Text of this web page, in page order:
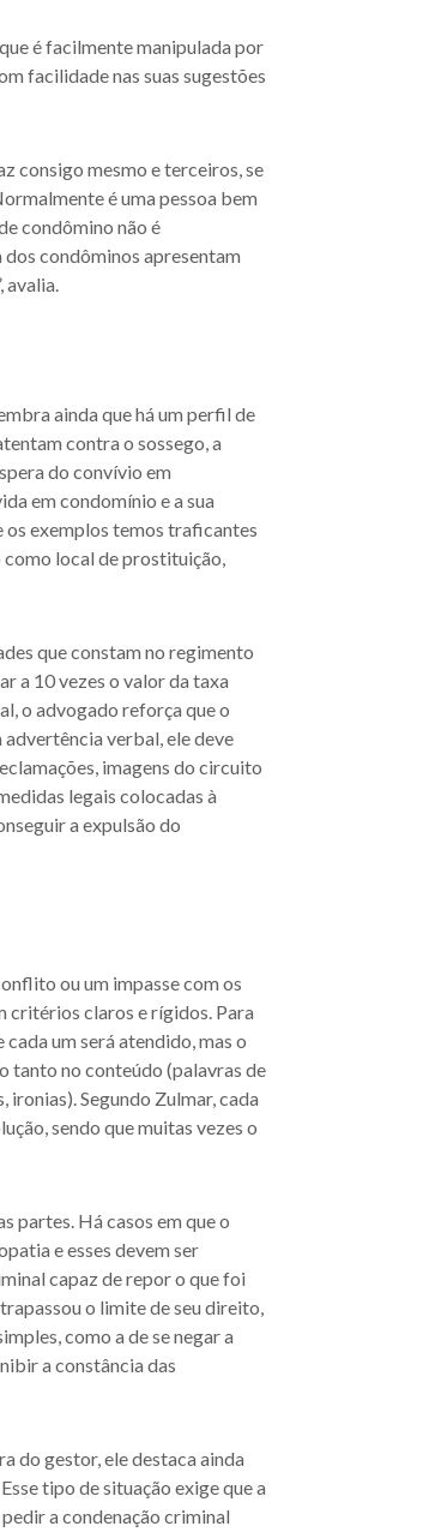
é facilmente manipulada por
facilidade nas suas sugestões
consigo mesmo e terceiros, se
é uma pessoa bem
condômino não é
dos condôminos apresentam
avalia.
ainda que há um perfil de
contra o sossego, a
do convívio em
em condomínio e a sua
os exemplos temos traficantes
como local de prostituição,
que constam no regimento
a 10 vezes o valor da taxa
o advogado reforça que o
advertência verbal, ele deve
imagens do circuito
legais colocadas à
a expulsão do
ou um impasse com os
critérios claros e rígidos. Para
um será atendido, mas o
tanto no conteúdo (palavras de
Segundo Zulmar, cada
sendo que muitas vezes o
partes. Há casos em que o
e esses devem ser
capaz de repor o que foi
o limite de seu direito,
como a de se negar a
a constância das
do gestor, ele destaca ainda
tipo de situação exige que a
a condenação criminal